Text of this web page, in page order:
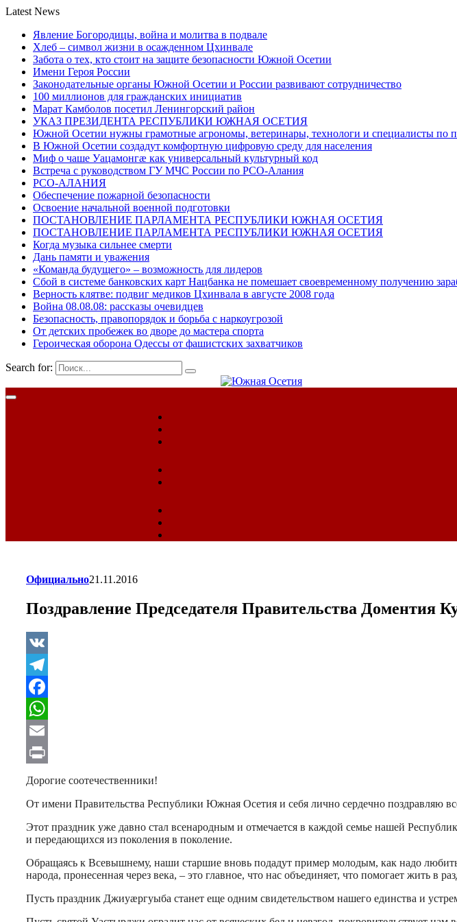
Latest News
Явление Богородицы, война и молитва в подвале
Хлеб – символ жизни в осажденном Цхинвале
Забота о тех, кто стоит на защите безопасности Южной Осетии
Имени Героя России
Законодательные органы Южной Осетии и России развивают сотрудничество
100 миллионов для гражданских инициатив
Марат Камболов посетил Ленингорский район
УКАЗ ПРЕЗИДЕНТА РЕСПУБЛИКИ ЮЖНАЯ ОСЕТИЯ
Южной Осетии нужны грамотные агрономы, ветеринары, технологи и специалисты по
В Южной Осетии создадут комфортную цифровую среду для населения
Миф о чаше Уацамонгæ как универсальный культурный код
Встреча с руководством ГУ МЧС России по РСО-Алания
РСО-АЛАНИЯ
Обеспечение пожарной безопасности
Освоение начальной военной подготовки
ПОСТАНОВЛЕНИЕ ПАРЛАМЕНТА РЕСПУБЛИКИ ЮЖНАЯ ОСЕТИЯ
ПОСТАНОВЛЕНИЕ ПАРЛАМЕНТА РЕСПУБЛИКИ ЮЖНАЯ ОСЕТИЯ
Когда музыка сильнее смерти
Дань памяти и уважения
«Команда будущего» – возможность для лидеров
Сбой в системе банковских карт Нацбанка не помешает своевременному получению
Верность клятве: подвиг медиков Цхинвала в августе 2008 года
Война 08.08.08: рассказы очевидцев
Безопасность, правопорядок и борьба с наркоугрозой
От детских пробежек во дворе до мастера спорта
Героическая оборона Одессы от фашистских захватчиков
Search for:
Официально21.11.2016
Поздравление Председателя Правительства Доментия
VK
Telegram
Facebook
WhatsApp
Email
Print
Дорогие соотечественники!
От имени Правительства Республики Южная Осетия и себя лично сердечно
Этот праздник уже давно стал всенародным и отмечается в каждой семье нашей
и передающихся из поколения в поколение.
Обращаясь к Всевышнему, наши старшие вновь подадут пример молодым, как надо
народа, пронесенная через века, – это главное, что нас объединяет, что помогает жить в
Пусть праздник Джиуæргуыба станет еще одним свидетельством нашего единства и